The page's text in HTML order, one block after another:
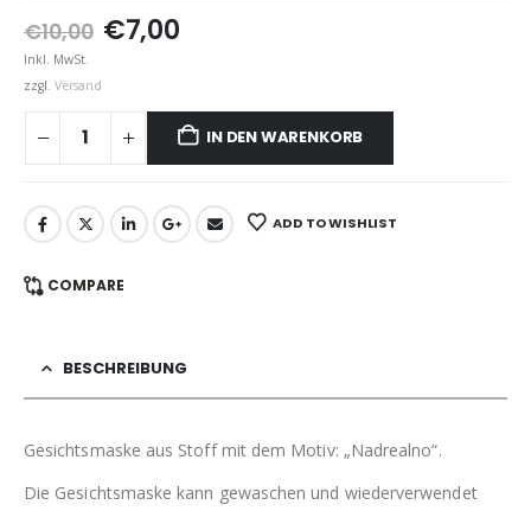
€10,00 Ursprünglicher
Preis
€10,00
€7,00Aktueller
€7,00.
Inkl. MwSt.
zzgl. Versand
IN DEN WARENKORB
ADD TO WISHLIST
COMPARE
BESCHREIBUNG
Gesichtsmaske aus Stoff mit dem Motiv: „Nadrealno“.
Die Gesichtsmaske kann gewaschen und wiederverwendet